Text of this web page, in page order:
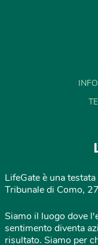
LifeGate è una
Tribunale di Como,
Siamo il luogo dove
sentimento diventa
risultato. Siamo per